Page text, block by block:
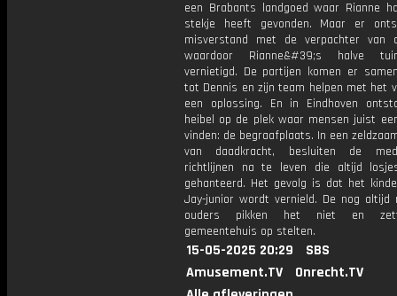
een Brabants landgoed waar Rianne
stekje heeft gevonden. Maar er
misverstand met de verpachter van
waardoor Rianne&#39;s halve
vernietigd. De partijen komen er
tot Dennis en zijn team helpen met het
een oplossing. En in Eindhoven
heibel op de plek waar mensen juist
vinden: de begraafplaats. In een
van daadkracht, besluiten de
richtlijnen na te leven die altijd
gehanteerd. Het gevolg is dat het
Jay-junior wordt vernield. De nog altijd
ouders pikken het niet en
gemeentehuis op stelten.
15-05-2025 20:29
SBS
Amusement.TV
Onrecht.TV